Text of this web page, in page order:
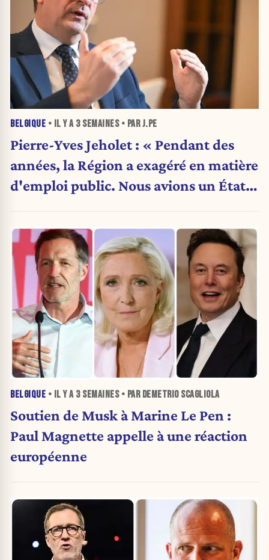
BELGIQUE • IL Y A 3 SEMAINES• PAR J.PE
Pierre-Yves Jeholet : « Pendant des
années, la Région a exagéré en matière
d'emploi public. Nous avions un État
BELGIQUE • IL Y A 3 SEMAINES• PAR DEMETRIO SCAGLIOLA
Soutien de Musk à Marine Le Pen :
Paul Magnette appelle à une réaction
européenne